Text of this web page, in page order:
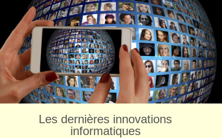
Les dernières innovations
informatiques